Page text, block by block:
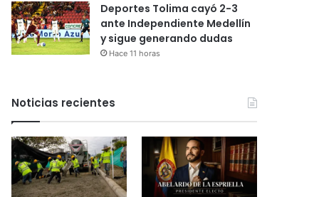
Deportes Tolima cayó 2-3
ante Independiente Medellín
y sigue generando dudas
Hace 11 horas
Noticias recientes